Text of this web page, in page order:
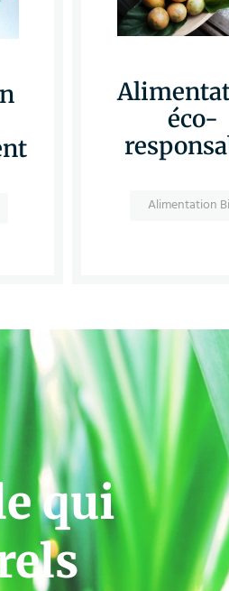
éco-
Alimentation
qui